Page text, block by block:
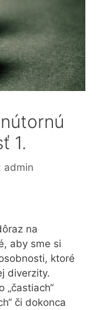
1.
admin
na
aby sme si
ktoré
diverzity.
„častiach“
či dokonca